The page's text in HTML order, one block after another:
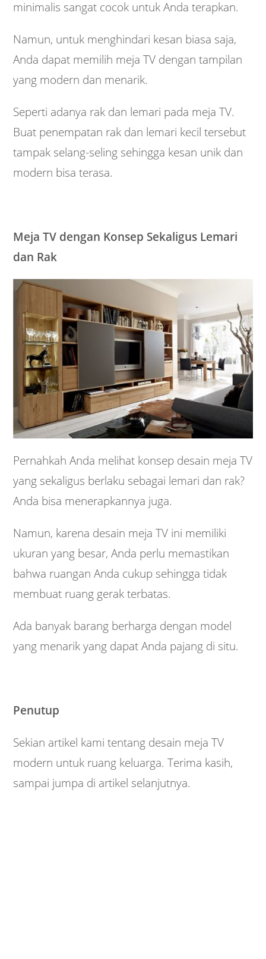
minimalis sangat cocok untuk Anda terapkan.
Namun, untuk menghindari kesan biasa saja,
Anda dapat memilih meja TV dengan tampilan
yang modern dan menarik.
Seperti adanya rak dan lemari pada meja TV.
Buat penempatan rak dan lemari kecil tersebut
tampak selang-seling sehingga kesan unik dan
modern bisa terasa.
Meja TV dengan Konsep Sekaligus Lemari
dan Rak
Pernahkah Anda melihat konsep desain meja TV
yang sekaligus berlaku sebagai lemari dan rak?
Anda bisa menerapkannya juga.
Namun, karena desain meja TV ini memiliki
ukuran yang besar, Anda perlu memastikan
bahwa ruangan Anda cukup sehingga tidak
membuat ruang gerak terbatas.
Ada banyak barang berharga dengan model
yang menarik yang dapat Anda pajang di situ.
Penutup
Sekian artikel kami tentang desain meja TV
modern untuk ruang keluarga. Terima kasih,
sampai jumpa di artikel selanjutnya.